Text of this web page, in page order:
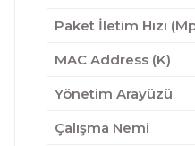
Paket İletim Hızı
MAC Address (K)
Yönetim Arayüzü
Çalışma Nemi